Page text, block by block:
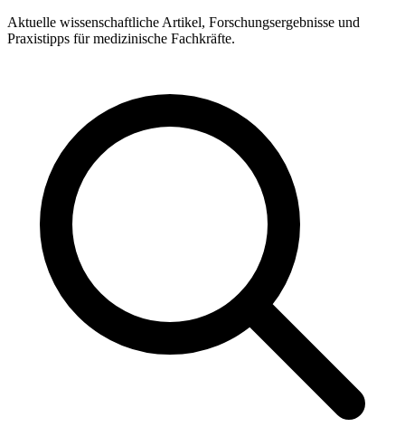
Aktuelle wissenschaftliche Artikel, Forschungsergebnisse und
Praxistipps für medizinische Fachkräfte.